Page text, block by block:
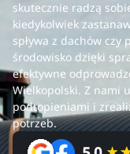
skutecznie radzą
kiedykolwiek
spływa z dachów czy
środowisko dzięki
efektywne
Wielkopolski. Z nami
podtopieniami i
potrzeb.